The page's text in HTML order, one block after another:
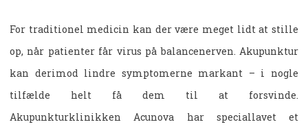
For traditionel medicin kan der være meget lidt at stille
op, når patienter får virus på balancenerven. Akupunktur
kan derimod lindre symptomerne markant – i nogle
tilfælde helt få dem til at forsvinde.
Akupunkturklinikken Acunova har speciallavet et